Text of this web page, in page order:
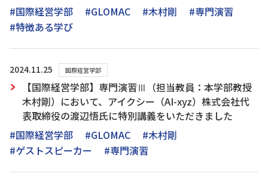
#国際経営学部
#GLOMAC #木村剛
#専門演習
#特徴ある学び
2024.11.25 国際経営学部
【国際経営学部】専門演習Ⅲ（担当教員：本学部教授
木村剛）において、アイクシー（AI-xyz）株式会社代
表取締役の渡辺悟氏に特別講義をいただきました
#国際経営学部
#GLOMAC
#木村剛
#ゲストスピーカー
#専門演習